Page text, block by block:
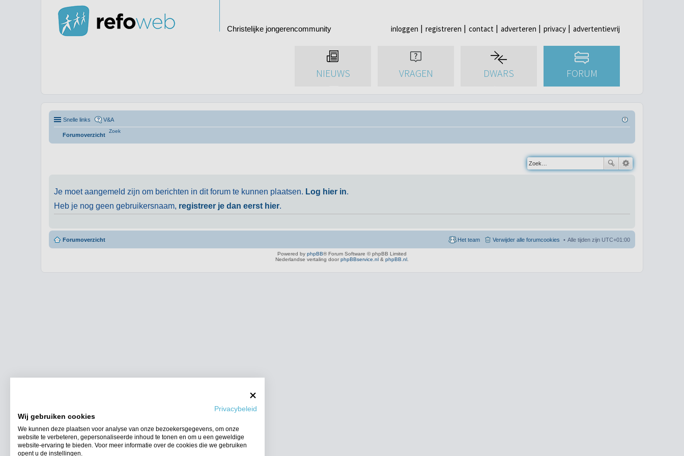
Privacybeleid
Wij gebruiken cookies
We kunnen deze plaatsen voor analyse van onze bezoekersgegevens, om onze
website te verbeteren, gepersonaliseerde inhoud te tonen en om u een geweldige
website-ervaring te bieden. Voor meer informatie over de cookies die we gebruiken
opent u de instellingen.
Christelijke jongerencommunity inloggen registreren contact adverteren privacy advertentievrij
NIEUWS VRAGEN DWARS FORUM
Snelle links V&A
Forumoverzicht
Zoek
Je moet aangemeld zijn om berichten in dit forum te kunnen plaatsen. Log hier in.
Heb je nog geen gebruikersnaam, registreer je dan eerst hier.
Forumoverzicht Alle tijden zijn UTC+01:00
Verwijder alle forumcookies
Het team
Powered by phpBB® Forum Software © phpBB Limited
Nederlandse vertaling door phpBBservice.nl & phpBB.nl